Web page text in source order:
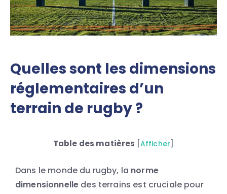
Quelles sont les dimensions
réglementaires d’un
terrain de rugby ?
Table des matières Afficher
Dans le monde du rugby, la norme
dimensionnelle des terrains est cruciale pour